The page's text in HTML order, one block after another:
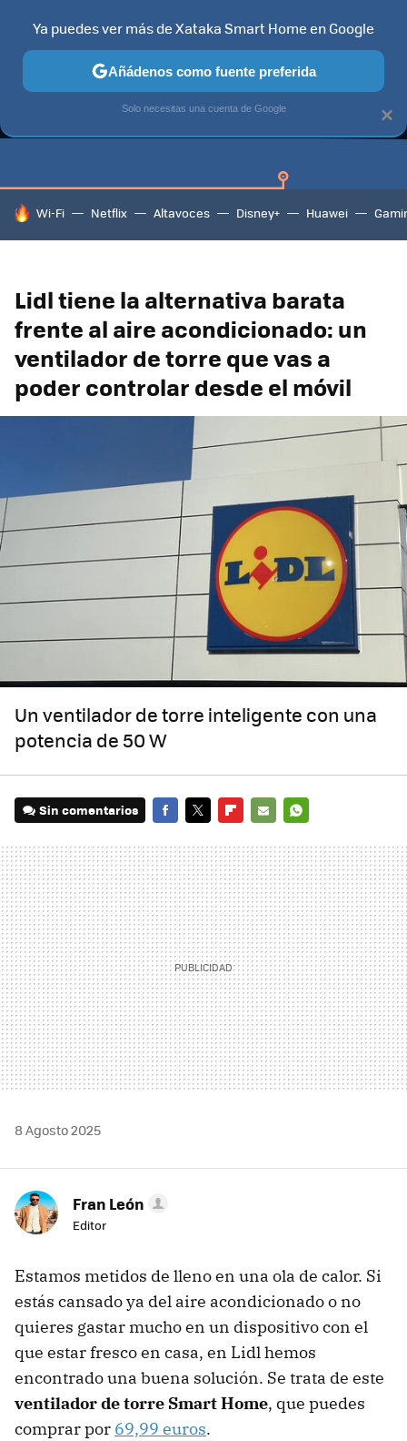
GUÍAS DE COMPRA CAZANDO GANGAS OFERTAS EN
HOY SE HABLA DE
Wi-Fi Netflix Altavoces Disney+ Huawei
Lidl tiene la alternativa barata
frente al aire acondicionado: un
ventilador de torre que vas a
poder controlar desde el móvil
Un ventilador de torre inteligente con una
potencia de 50 W
Sin comentarios
MAIL
8 Agosto 2025
Fran León
Editor
Estamos metidos de lleno en una ola de calor. Si
estás cansado ya del aire acondicionado o no
quieres gastar mucho en un dispositivo con el
que estar fresco en casa, en Lidl hemos
encontrado una buena solución. Se trata de este
ventilador de torre Smart Home, que puedes
comprar por 69,99 euros.
×
Ya puedes ver más de Xataka Smart Home en Google
Añádenos como fuente preferida
Solo necesitas una cuenta de Google